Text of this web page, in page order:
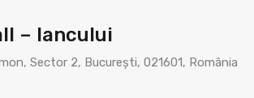
– Iancului
Sector 2, București, 021601, România